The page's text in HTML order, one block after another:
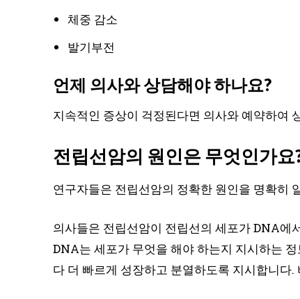
체중 감소
발기부전
언제 의사와 상담해야 하나요?
지속적인 증상이 걱정된다면 의사와 예약하여
전립선암의 원인은 무엇인가요
연구자들은 전립선암의 정확한 원인을 명확히
의사들은 전립선암이 전립선의 세포가 DNA에
DNA는 세포가 무엇을 해야 하는지 지시하는
다 더 빠르게 성장하고 분열하도록 지시합니다